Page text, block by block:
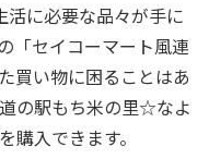
活に必要な品々が手に
「セイコーマート風連
買い物に困ることはあ
の駅もち米の里☆なよ
購入できます。